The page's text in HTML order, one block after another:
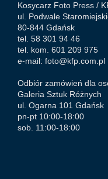
Kosycarz Foto Press /
ul. Podwale
80-844 Gdańsk
tel. 58 301 94 46
tel. kom. 601 209 975
e-mail: foto@kfp.com.pl
Odbiór zamówień dla
Galeria Sztuk Różnych
ul. Ogarna 101 Gdańsk
pn-pt 10:00-18:00
sob. 11:00-18:00